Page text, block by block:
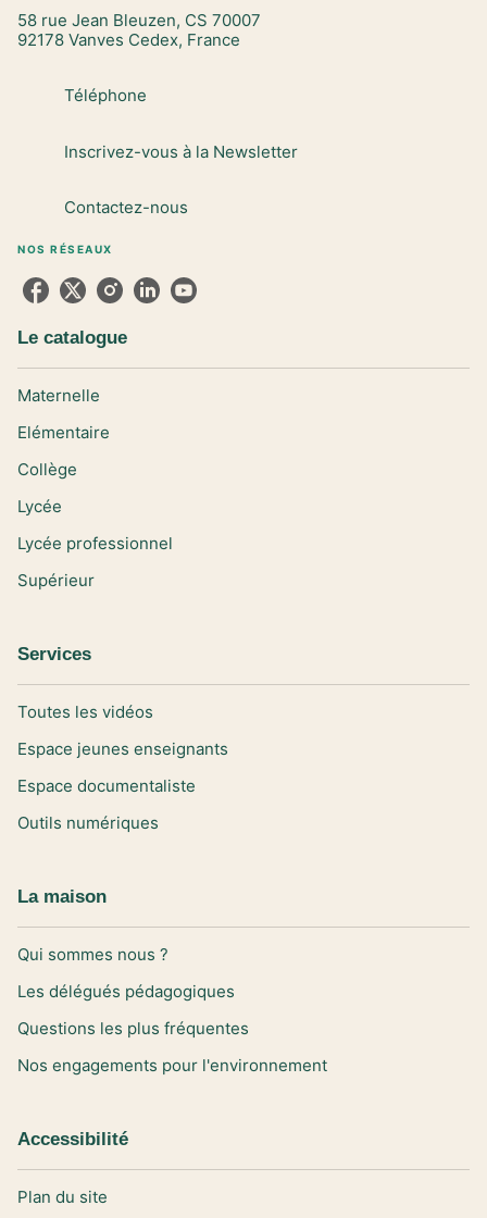
58 rue Jean Bleuzen, CS 70007
92178 Vanves Cedex, France
Téléphone
Inscrivez-vous à la Newsletter
Contactez-nous
NOS RÉSEAUX
Le catalogue
Maternelle
Elémentaire
Collège
Lycée
Lycée professionnel
Supérieur
Services
Toutes les vidéos
Espace jeunes enseignants
Espace documentaliste
Outils numériques
La maison
Qui sommes nous ?
Les délégués pédagogiques
Questions les plus fréquentes
Nos engagements pour l'environnement
Accessibilité
Plan du site